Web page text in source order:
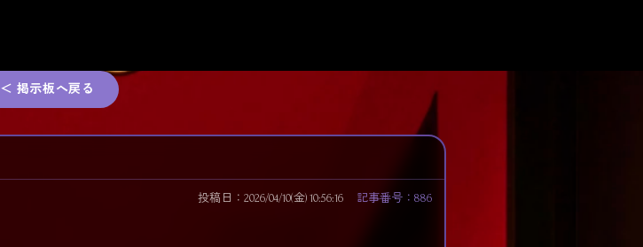
＜ 掲示板へ戻る
投稿日：2026/04/10(金) 10:56:16 記事番号：886